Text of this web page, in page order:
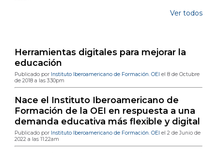
Ver todos
Herramientas digitales para mejorar la
educación
Publicado por Instituto Iberoamericano de Formación. OEI el 8 de Octubre
de 2018 a las 3:30pm
Nace el Instituto Iberoamericano de
Formación de la OEI en respuesta a una
demanda educativa más flexible y digital
Publicado por Instituto Iberoamericano de Formación. OEI el 2 de Junio de
2022 a las 11:22am